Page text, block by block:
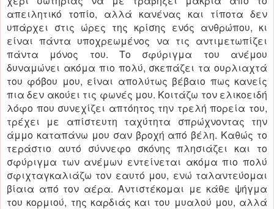
απειλητικό τοπίο, αλλά κανένας και τίποτα δεν
υπάρχει στις ώρες της κρίσης ενός ανθρώπου, κι
είναι πάντα υποχρεωμένος να τις αντιμετωπίζει
πάντα μόνος του. Το σφύριγμα του ανέμου
δυναμώνει ακόμα πιο πολύ, σκεπάζει τα ουρλιαχτά
του φόβου μου, είναι απολύτως βέβαιο πως κανείς
πια δεν ακούει τις φωνές μου. Κοιτάζω τον ελικοειδή
λόφο που συνεχίζει απτόητος την τρελή πορεία του,
τρέχει με απίστευτη ταχύτητα σπρώχνοντας την
άμμο καταπάνω μου σαν βροχή από βέλη. Καθώς το
τεράστιο αυτό σύννεφο σκόνης πλησιάζει και το
σφύριγμα των ανέμων εντείνεται ακόμα πιο πολύ
σφιχταγκαλιάζω τον εαυτό μου, ενώ ταλαντεύομαι
βίαια από τον αέρα. Αντιστέκομαι με κάθε ψήγμα
του κορμιού, της καρδιάς και του μυαλού μου, αλλά